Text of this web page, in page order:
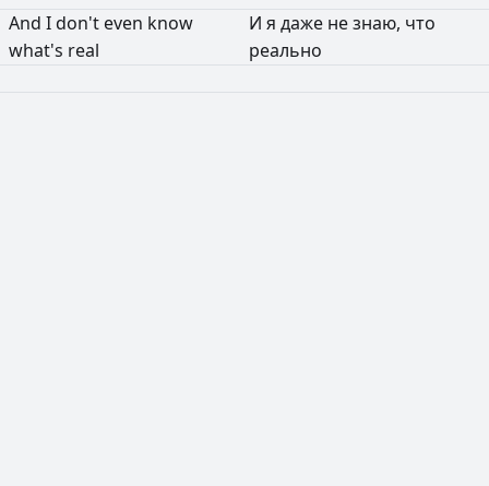
And Idon't even know
what's real
И я даже незнаю, что
реально